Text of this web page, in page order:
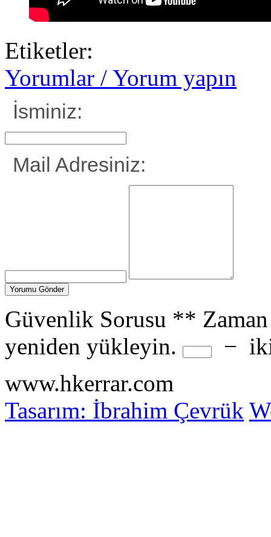
Etiketler:
Yorumlar / Yorum yapın
İsminiz:
Mail Adresiniz:
Güvenlik Sorusu **
yeniden yükleyin.
−
www.hkerrar.com
Tasarım: İbrahim Çevrük